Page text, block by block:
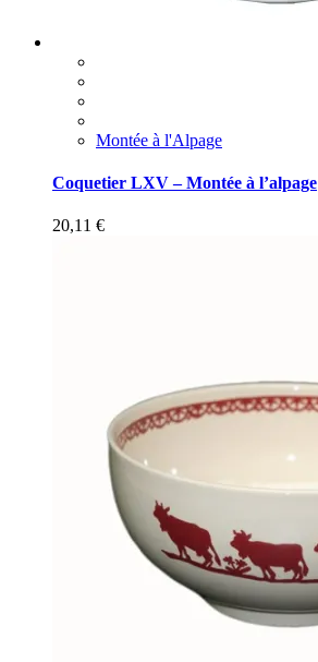
Montée à l'Alpage
Coquetier LXV – Montée à l’alpage
20,11 €